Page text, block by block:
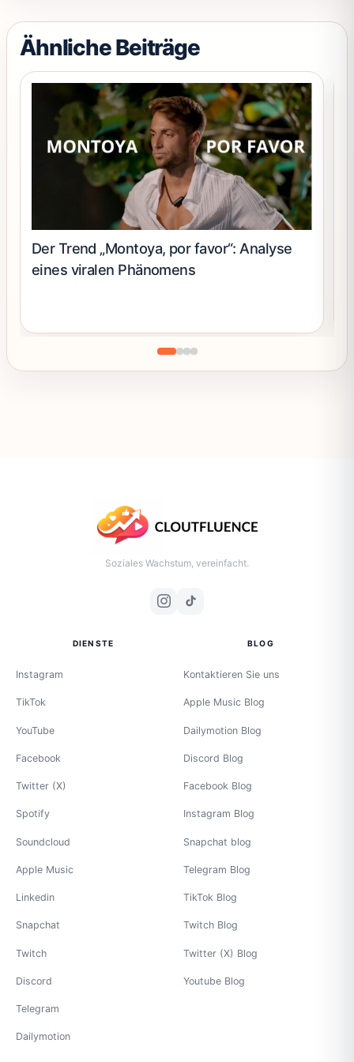
gewählt
werden
Ähnliche Beiträge
Der Trend „Montoya, por favor“: Analyse
eines viralen Phänomens
Soziales Wachstum, vereinfacht.
DIENSTE
Instagram
TikTok
YouTube
Facebook
Twitter (X)
Spotify
Soundcloud
Apple Music
Linkedin
Snapchat
Twitch
Discord
Telegram
Dailymotion
BLOG
Kontaktieren Sie uns
Apple Music Blog
Dailymotion Blog
Discord Blog
Facebook Blog
Instagram Blog
Snapchat blog
Telegram Blog
TikTok Blog
Twitch Blog
Twitter (X) Blog
Youtube Blog